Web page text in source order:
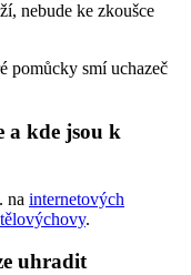
nebude ke zkoušce
pomůcky smí uchazeč
a kde jsou k
na internetových
.
uhradit